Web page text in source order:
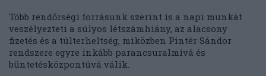
Több rendőrségi forrásunk szerint is a napi munkát
veszélyezteti a súlyos létszámhiány, az alacsony
fizetés és a túlterheltség, miközben Pintér Sándor
rendszere egyre inkább parancsuralmivá és
büntetésközpontúvá válik.